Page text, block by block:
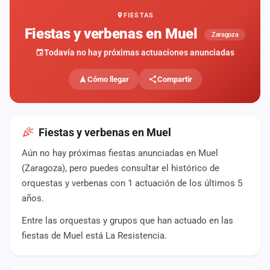
FIESTAS
Fiestas y verbenas en Muel Zaragoza
Todavía no hay próximas actuaciones anunciadas
Cómo llegar Compartir
Fiestas y verbenas en Muel
Aún no hay próximas fiestas anunciadas en Muel
(Zaragoza), pero puedes consultar el histórico de
orquestas y verbenas con 1 actuación de los últimos 5
años.
Entre las orquestas y grupos que han actuado en las
fiestas de Muel está La Resistencia.
fiestas
Vídeos
Anuncios
Iniciar